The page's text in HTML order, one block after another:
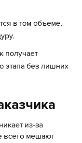
в том объеме,
получает
этапа без лишних
из-за
всего мешают